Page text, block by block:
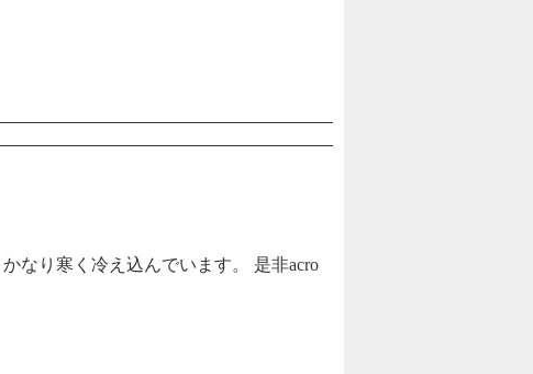
なり寒く冷え込んでいます。 是非acro